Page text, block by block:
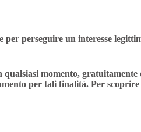
perseguire un interesse
momento, gratuitamente
per tali finalità. Per